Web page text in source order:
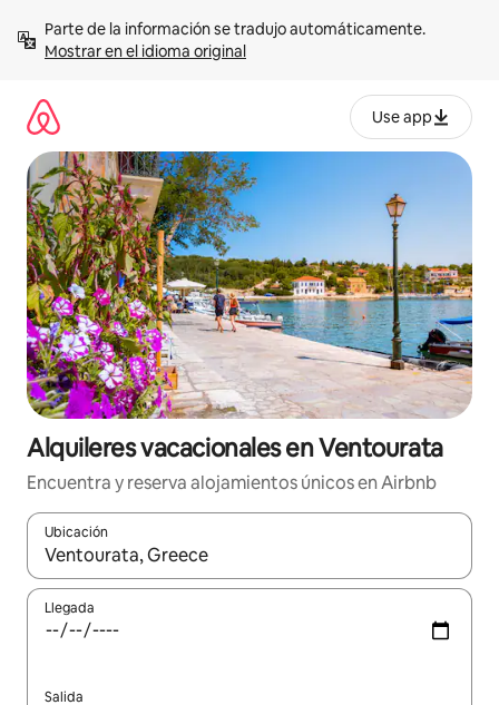
contenidoMostrar en el idioma original
Use app
Alquileres vacacionales en Ventourata
Encuentra y reserva alojamientos únicos en Airbnb
Ubicación
Cuando los resultados estén disponibles, navega con las
Llegada
Salida